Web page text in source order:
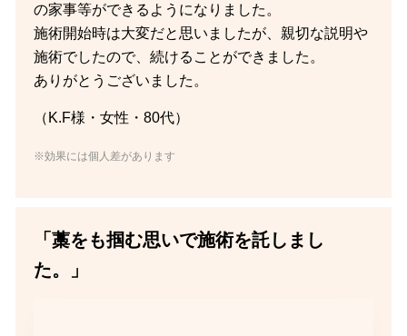
の家事等ができるようになりました。
施術開始時は大変だと思いましたが、親切な説明や
施術でしたので、続けることができました。
ありがとうございました。
（K.F様・女性・80代）
※効果には個人差があります
「藁をも掴む思いで施術を託しまし
た。」